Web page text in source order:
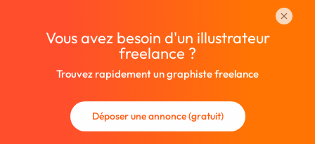
Vous avez besoin d'un illustrateur
freelance ?
Trouvez rapidement un graphiste freelance
Déposer une annonce (gratuit)